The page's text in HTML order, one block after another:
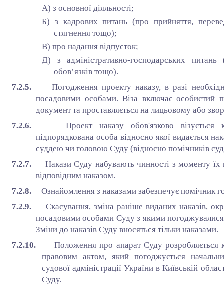
А) з основної діяльності;
Б) з кадрових питань (про прийняття,
стягнення тощо);
В) про надання відпусток;
Д) з адміністративно-господарських
обов’язків тощо).
7.2.5. Погодження проекту наказу, в разі
посадовими особами. Віза включає особистий
документ та проставляється на лицьовому або
7.2.6.Проект наказу обов'язково візується
підпорядкована особа відносно якої видається
суддею чи головою Суду (відносно помічників
7.2.7. Накази Суду набувають чинності з моменту
відповідним наказом.
7.2.8. Ознайомлення з наказами забезпечує помічник
7.2.9.Скасування, зміна раніше виданих наказів,
посадовими особами Суду з якими
Зміни до наказів Суду вносяться тільки наказами.
7.2.10.Положення про апарат Суду розробляється
правовим актом, який погоджується
судової адміністрації України в Київській
Суду.